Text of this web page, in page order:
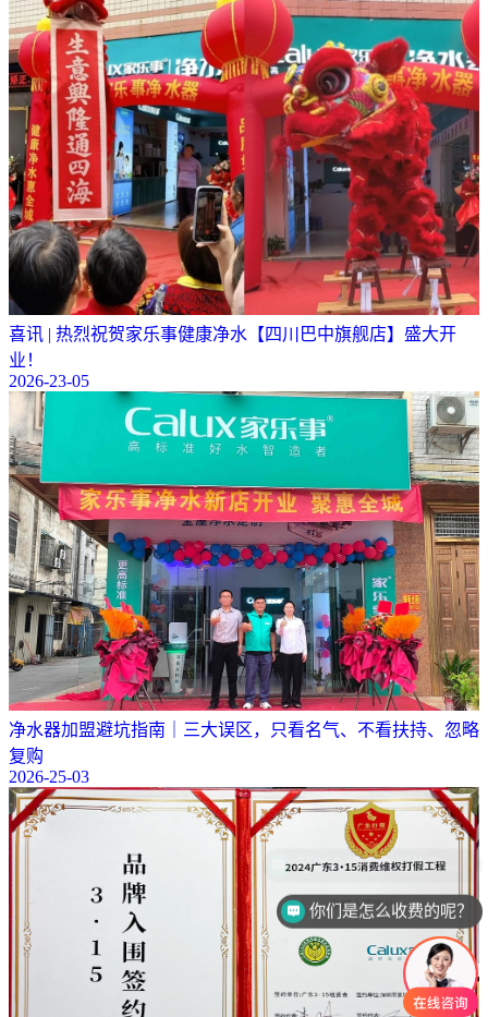
喜讯 | 热烈祝贺家乐事健康净水【四川巴中旗舰店】盛大开
业！
2026-23-05
净水器加盟避坑指南｜三大误区，只看名气、不看扶持、忽略
复购
2026-25-03
你们是怎么收费的呢？
现在有优惠活动么？